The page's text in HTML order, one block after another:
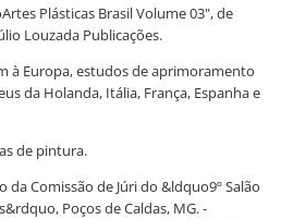
Plásticas Brasil Volume 03", de
Louzada Publicações.
à Europa, estudos de aprimoramento
da Holanda, Itália, França, Espanha e
de pintura.
Comissão de Júri do &ldquo9º Salão
Poços de Caldas, MG. -